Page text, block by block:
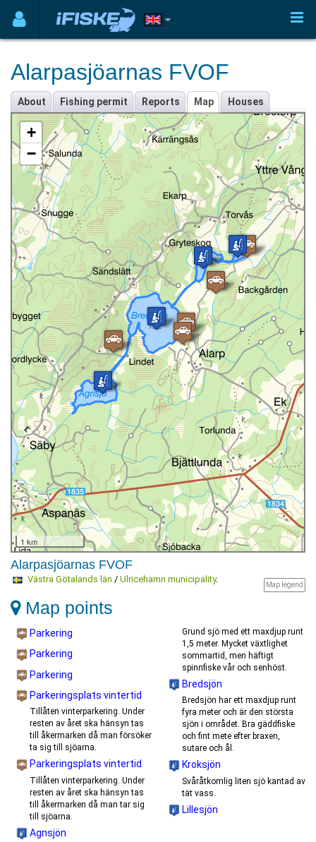
Alarpasjöarnas FVOF
About Fishing permit Reports Map Houses
+
−
1 km
Alarpasjöarnas FVOF
Map legend
Västra Götalands län / Ulricehamn municipality.
Map points
Parkering
Parkering
Parkering
Parkeringsplats vintertid
Tillåten vinterparkering. Under
resten av året ska hänsyn tas
till åkermarken då man försöker
ta sig till sjöarna.
Parkeringsplats vintertid
Tillåten vinterparkering. Under
resten av året ska hänsyn tas
till åkermarken då man tar sig
till sjöarna.
Agnsjön
Grund sjö med ett maxdjup runt
1,5 meter. Mycket växtlighet
sommartid, men häftigt
spinnfiske vår och senhöst.
Bredsjön
Bredsjön har ett maxdjup runt
fyra meter och är den största
sjön i området. Bra gäddfiske
och fint mete efter braxen,
sutare och ål.
Kroksjön
Svåråtkomlig liten sjö kantad av
tät vass.
Lillesjön